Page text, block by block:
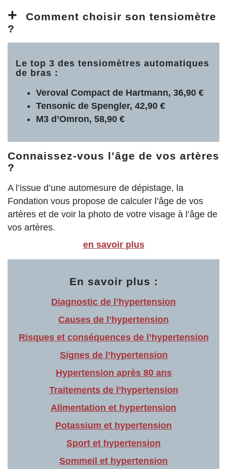
Comment choisir son tensiomètre
?
Le top 3 des tensiomètres automatiques
de bras :
Veroval Compact de Hartmann, 36,90 €
Tensonic de Spengler, 42,90 €
M3 d’Omron, 58,90 €
Connaissez-vous l’âge de vos artères
?
A l’issue d’une automesure de dépistage, la
Fondation vous propose de calculer l’âge de vos
artères et de voir la photo de votre visage à l’âge de
vos artères.
en savoir plus
En savoir plus :
Diagnostic de l’hypertension
Causes de l’hypertension
Risques et conséquences de l’hypertension
Signes de l’hypertension
Hypertension après 80 ans
Traitements de l’hypertension
Alimentation et hypertension
Potassium et hypertension
Sport et hypertension
Sommeil et hypertension